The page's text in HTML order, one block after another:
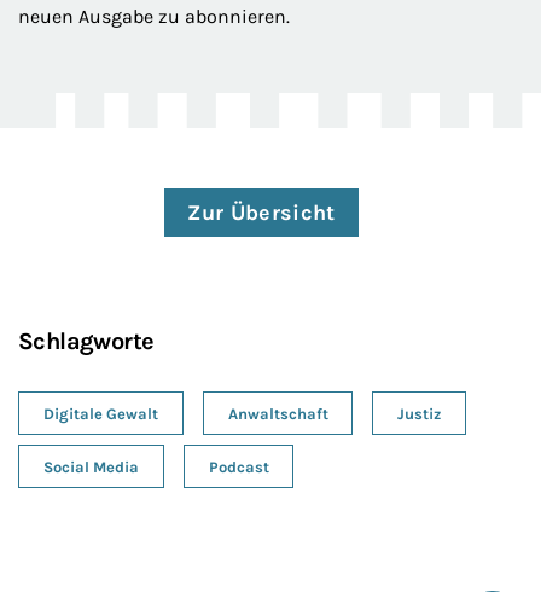
neuen Ausgabe zu abonnieren.
Zur Übersicht
Schlagworte
Digitale Gewalt Anwaltschaft Justiz
Social Media Podcast